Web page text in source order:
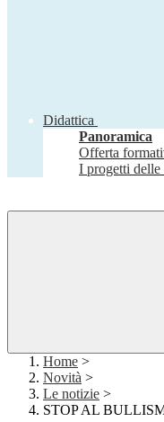
Didattica
Panoramica
Offerta
I progetti delle
Home >
Novità >
Le notizie >
STOP AL